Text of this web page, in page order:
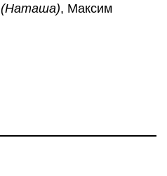
(Наташа), Максим